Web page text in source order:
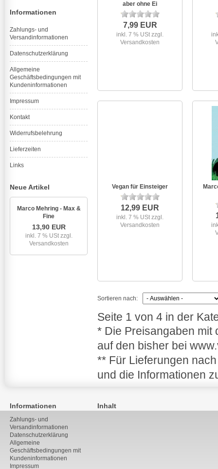
Informationen
Zahlungs- und
Versandinformationen
Datenschutzerklärung
Allgemeine
Geschäftsbedingungen mit
Kundeninformationen
Impressum
Kontakt
Widerrufsbelehrung
Lieferzeiten
Links
Neue Artikel
Marco Mehring - Max &
Fine
13,90 EUR
inkl. 7 % USt zzgl.
Versandkosten
aber ohne Ei
7,99 EUR
inkl. 7 % USt zzgl.
Versandkosten
Vegan für Einsteiger
12,99 EUR
inkl. 7 % USt zzgl.
Versandkosten
Sortieren nach:
Seite 1 von 4 in der
* Die Preisangaben
auf den bisher bei
** Für Lieferungen
und die Informationen
Informationen
Zahlungs- und
Versandinformationen
Datenschutzerklärung
Allgemeine
Geschäftsbedingungen mit
Kundeninformationen
Impressum
Inhalt